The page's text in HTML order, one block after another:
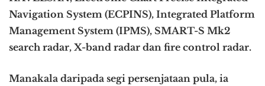
Navigation System (ECPINS), Integrated Platform
Management System (IPMS), SMART-S Mk2
search radar, X-band radar dan fire control radar.
Manakala daripada segi persenjataan pula, ia